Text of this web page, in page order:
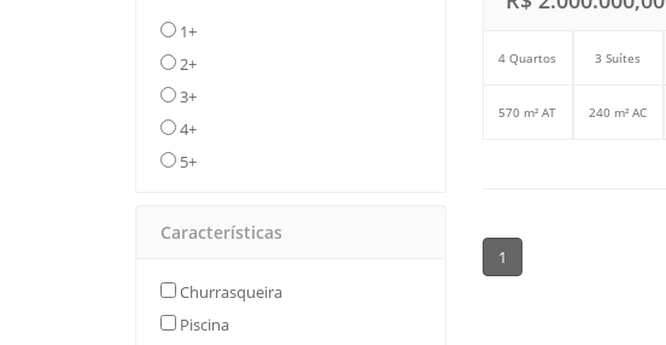
1+
2+
3+
4+
5+
Características
Churrasqueira
Piscina
4 Quartos 3 Suítes
570 m² AT 240 m² AC
1